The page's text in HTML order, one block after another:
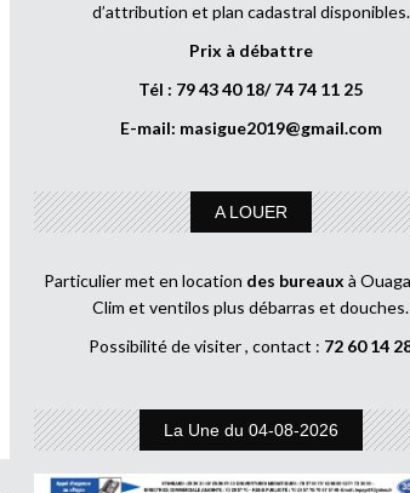
d’attribution et plan cadastral disponibles.
Prix à débattre
Tél : 79 43 40 18/ 74 74 11 25
E-mail: masigue2019@gmail.com
A LOUER
Particulier met en location des bureaux à
Clim et ventilos plus débarras et douches.
Possibilité de visiter , contact : 72 60 14
La Une du 04-08-2026